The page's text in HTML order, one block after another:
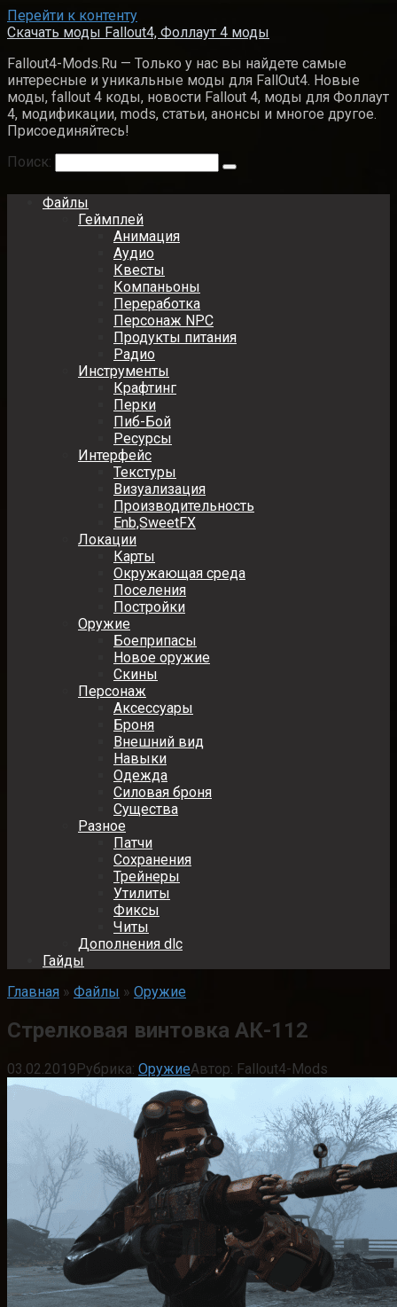
Перейти к контенту
Скачать моды Fallout4, Фоллаут 4 моды
Fallout4-Mods.Ru — Только у нас вы найдете самые
интересные и уникальные моды для FallOut4. Новые
моды, fallout 4 коды, новости Fallout 4, моды для Фоллаут
4, модификации, mods, статьи, анонсы и многое другое.
Присоединяйтесь!
Поиск:
Файлы
Геймплей
Анимация
Аудио
Квесты
Компаньоны
Переработка
Персонаж NPC
Продукты питания
Радио
Инструменты
Крафтинг
Перки
Пиб-Бой
Ресурсы
Интерфейс
Текстуры
Визуализация
Производительность
Enb,SweetFX
Локации
Карты
Окружающая среда
Поселения
Постройки
Оружие
Боеприпасы
Новое оружие
Скины
Персонаж
Аксессуары
Броня
Внешний вид
Навыки
Одежда
Силовая броня
Существа
Разное
Патчи
Сохранения
Трейнеры
Утилиты
Фиксы
Читы
Дополнения dlc
Гайды
Главная » Файлы » Оружие
Стрелковая винтовка АК-112
03.02.2019Рубрика: ОружиеАвтор: Fallout4-Mods